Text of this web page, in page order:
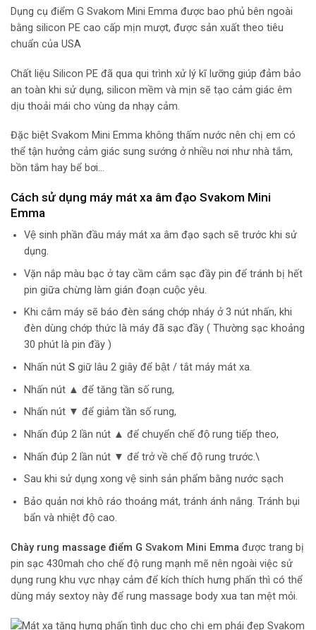
Dụng cụ điểm G Svakom Mini Emma được bao phủ bên ngoài
bằng silicon PE cao cấp mịn mượt, được sản xuất theo tiêu
chuẩn của USA
Chất liệu Silicon PE đã qua qui trình xử lý kĩ lưỡng giúp đảm bảo
an toàn khi sử dụng, silicon mềm và mịn sẽ tạo cảm giác êm
dịu thoải mái cho vùng da nhạy cảm.
Đặc biệt Svakom Mini Emma không thấm nước nên chị em có
thể tận hưởng cảm giác sung sướng ở nhiều nơi như nhà tắm,
bồn tắm hay bể bơi…
Cách sử dụng máy mát xa âm đạo Svakom Mini
Emma
Vệ sinh phần đầu máy mát xa âm đạo sạch sẽ trước khi sử
dụng.
Vặn nắp màu bạc ở tay cầm cắm sạc đầy pin để tránh bị hết
pin giữa chừng làm gián đoạn cuộc yêu.
Khi cắm máy sẽ báo đèn sáng chớp nháy ở 3 nút nhấn, khi
đèn dùng chớp thức là máy đã sạc đầy ( Thường sạc khoảng
30 phút là pin đầy )
Nhấn nút Sgiữ lâu 2 giây để bật / tắt máy mát xa.
Nhấn nút ▲ để tăng tần số rung,
Nhấn nút ▼ để giảm tần số rung,
Nhấn đúp 2 lần nút ▲ để chuyển chế độ rung tiếp theo,
Nhấn đúp 2 lần nút ▼ để trở về chế độ rung trước.\
Sau khi sử dụng xong vệ sinh sản phẩm bằng nước sạch
Bảo quản nơi khô ráo thoáng mát, tránh ánh nắng. Tránh bụi
bẩn và nhiệt độ cao.
Chày rung massage điểm G Svakom Mini Emma được trang bị
pin sạc 430mah cho chế độ rung mạnh mẽ nên ngoài việc sử
dụng rung khu vực nhạy cảm để kích thích hưng phấn thì có thể
dùng máy sextoy này để rung massage body xua tan mệt mỏi.